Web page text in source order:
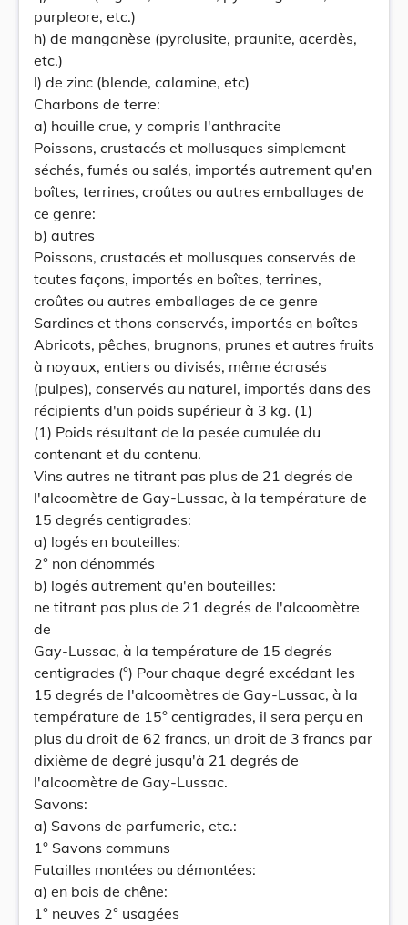
purpleore, etc.)
h) de manganèse (pyrolusite, praunite, acerdès,
etc.)
l) de zinc (blende, calamine, etc)
Charbons de terre:
a) houille crue, y compris l'anthracite
Poissons, crustacés et mollusques simplement
séchés, fumés ou salés, importés autrement qu'en
boîtes, terrines, croûtes ou autres emballages de
ce genre:
b) autres
Poissons, crustacés et mollusques conservés de
toutes façons, importés en boîtes, terrines,
croûtes ou autres emballages de ce genre
Sardines et thons conservés, importés en boîtes
Abricots, pêches, brugnons, prunes et autres fruits
à noyaux, entiers ou divisés, même écrasés
(pulpes), conservés au naturel, importés dans des
récipients d'un poids supérieur à 3 kg. (1)
(1) Poids résultant de la pesée cumulée du
contenant et du contenu.
Vins autres ne titrant pas plus de 21 degrés de
l'alcoomètre de Gay-Lussac, à la température de
15 degrés centigrades:
a) logés en bouteilles:
2° non dénommés
b) logés autrement qu'en bouteilles:
ne titrant pas plus de 21 degrés de l'alcoomètre
de
Gay-Lussac, à la température de 15 degrés
centigrades (°) Pour chaque degré excédant les
15 degrés de l'alcoomètres de Gay-Lussac, à la
température de 15° centigrades, il sera perçu en
plus du droit de 62 francs, un droit de 3 francs par
dixième de degré jusqu'à 21 degrés de
l'alcoomètre de Gay-Lussac.
Savons:
a) Savons de parfumerie, etc.:
1° Savons communs
Futailles montées ou démontées:
a) en bois de chêne:
1° neuves 2° usagées